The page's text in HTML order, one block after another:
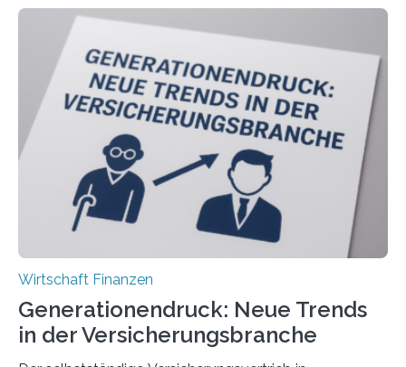
Wirtschaft Finanzen
Generationendruck: Neue Trends
in der Versicherungsbranche